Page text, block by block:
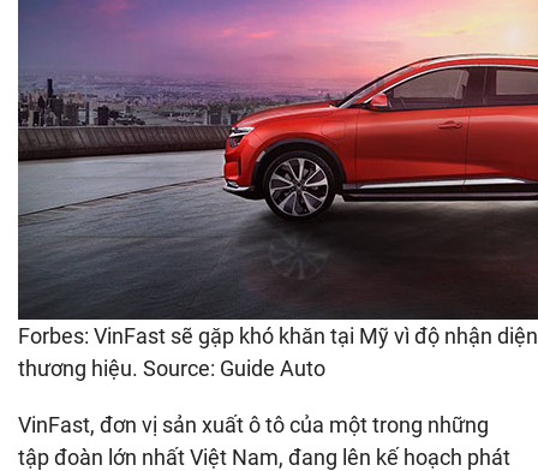
Forbes: VinFast sẽ gặp khó khăn tại Mỹ vì độ nhận
thương hiệu. Source: Guide Auto
VinFast, đơn vị sản xuất ô tô của một trong những
tập đoàn lớn nhất Việt Nam, đang lên kế hoạch phát